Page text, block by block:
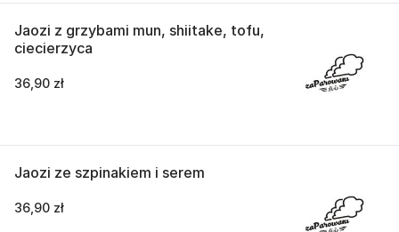
Jaozi z grzybami mun, shiitake, tofu,
ciecierzyca
36,90 zł
Jaozi ze szpinakiem i serem
36,90 zł